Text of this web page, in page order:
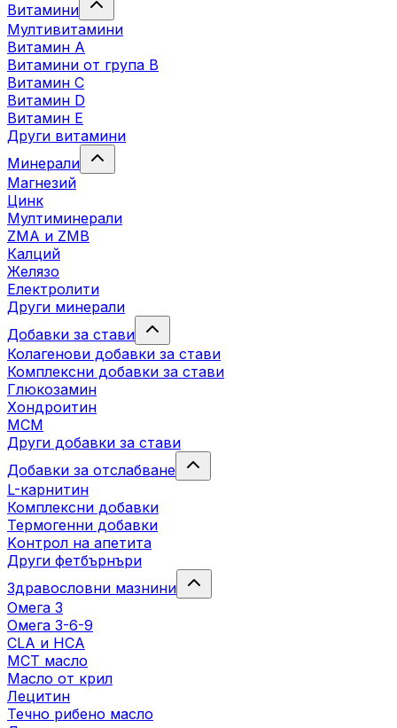
Витамини
Мултивитамини
Витамин А
Витамини от група B
Витамин C
Витамин D
Витамин E
Други витамини
Минерали
Магнезий
Цинк
Мултиминерали
ZMA и ZMB
Калций
Желязо
Електролити
Други минерали
Добавки за стави
Колагенови добавки за стави
Комплексни добавки за стави
Глюкозамин
Хондроитин
МСМ
Други добавки за стави
Добавки за отслабване
L-карнитин
Комплексни добавки
Термогенни добавки
Kонтрол на апетита
Други фетбърнъри
Здравословни мазнини
Омега 3
Омега 3-6-9
CLA и HCA
МСТ масло
Масло от крил
Лецитин
Течно рибено масло